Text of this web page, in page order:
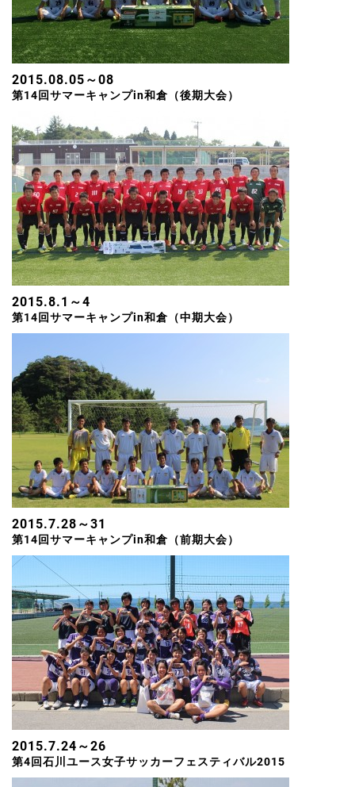
2015.08.05～08
第14回サマーキャンプin和倉（後期大会）
2015.8.1～4
第14回サマーキャンプin和倉（中期大会）
2015.7.28～31
第14回サマーキャンプin和倉（前期大会）
2015.7.24～26
第4回石川ユース女子サッカーフェスティバル2015